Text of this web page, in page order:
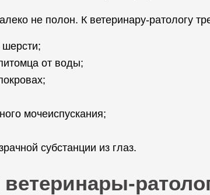
не полон. К ветеринару-ратологу
от воды;
мочеиспускания;
субстанции из глаз.